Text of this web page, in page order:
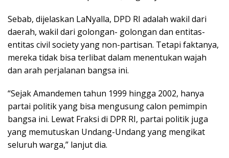
Sebab, dijelaskan LaNyalla, DPD RI adalah wakil dari
daerah, wakil dari golongan- golongan dan entitas-
entitas civil society yang non-partisan. Tetapi faktanya,
mereka tidak bisa terlibat dalam menentukan wajah
dan arah perjalanan bangsa ini.
“Sejak Amandemen tahun 1999 hingga 2002, hanya
partai politik yang bisa mengusung calon pemimpin
bangsa ini. Lewat Fraksi di DPR RI, partai politik juga
yang memutuskan Undang-Undang yang mengikat
seluruh warga,” lanjut dia.